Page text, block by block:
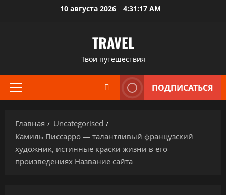
10 августа 2026 4:31:18 AM
TRAVEL
Твои путешествия
Основное
ПОДПИСАТЬСЯ
Главная
Uncategorised
Камиль Писсарро — талантливый французский
художник, истинные краски жизни в его
произведениях Название сайта